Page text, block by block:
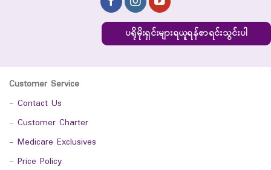
ပရိုမိုးရှင်းများရယူရန်စာရင်းသွင်းပါ
Customer Service
- Contact Us
- Customer Charter
- Medicare Exclusives
- Price Policy